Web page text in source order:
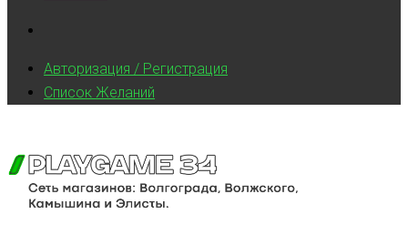
Авторизация / Регистрация
Список Желаний